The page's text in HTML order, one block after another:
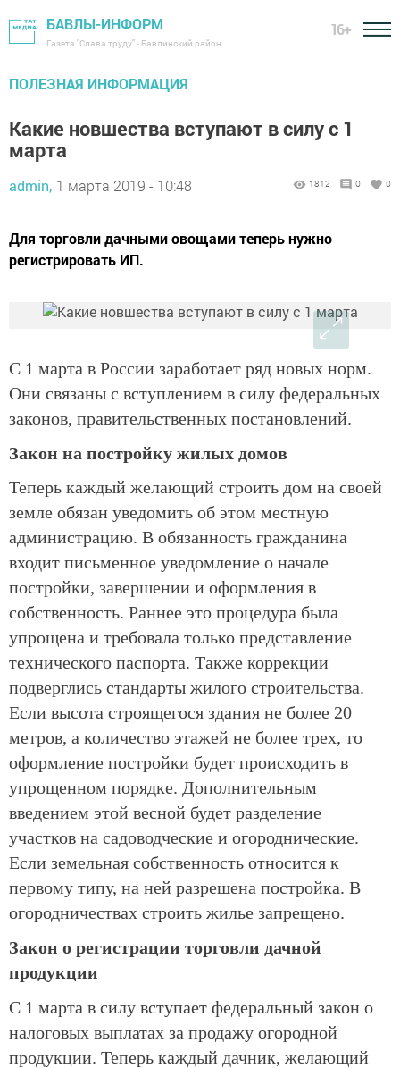
БАВЛЫ-ИНФОРМ
Газета "Слава труду" - Бавлинский район
16+
ПОЛЕЗНАЯ ИНФОРМАЦИЯ
Какие новшества вступают в силу с 1
марта
admin, 1 марта 2019 - 10:48 1812 0 0
Для торговли дачными овощами теперь нужно
регистрировать ИП.
С 1 марта в России заработает ряд новых норм.
Они связаны с вступлением в силу федеральных
законов, правительственных постановлений.
Закон на постройку жилых домов
Теперь каждый желающий строить дом на своей
земле обязан уведомить об этом местную
администрацию. В обязанность гражданина
входит письменное уведомление о начале
постройки, завершении и оформления в
собственность. Раннее это процедура была
упрощена и требовала только представление
технического паспорта. Также коррекции
подверглись стандарты жилого строительства.
Если высота строящегося здания не более 20
метров, а количество этажей не более трех, то
оформление постройки будет происходить в
упрощенном порядке. Дополнительным
введением этой весной будет разделение
участков на садоводческие и огороднические.
Если земельная собственность относится к
первому типу, на ней разрешена постройка. В
огородничествах строить жилье запрещено.
Закон о регистрации торговли дачной
продукции
С 1 марта в силу вступает федеральный закон о
налоговых выплатах за продажу огородной
продукции. Теперь каждый дачник, желающий